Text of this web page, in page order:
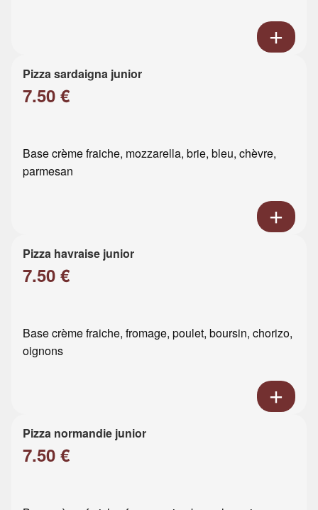
Pizza sardaigna junior
7.50 €
Base crème fraiche, mozzarella, brie, bleu, chèvre,
parmesan
Pizza havraise junior
7.50 €
Base crème fraiche, fromage, poulet, boursin, chorizo,
oignons
Pizza normandie junior
7.50 €